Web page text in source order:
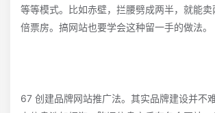
等等模式。比如赤壁，拦腰劈成两半，就能
倍票房。搞网站也要学会这种留一手的做法。
67 创建品牌网站推广法。其实品牌建设并不